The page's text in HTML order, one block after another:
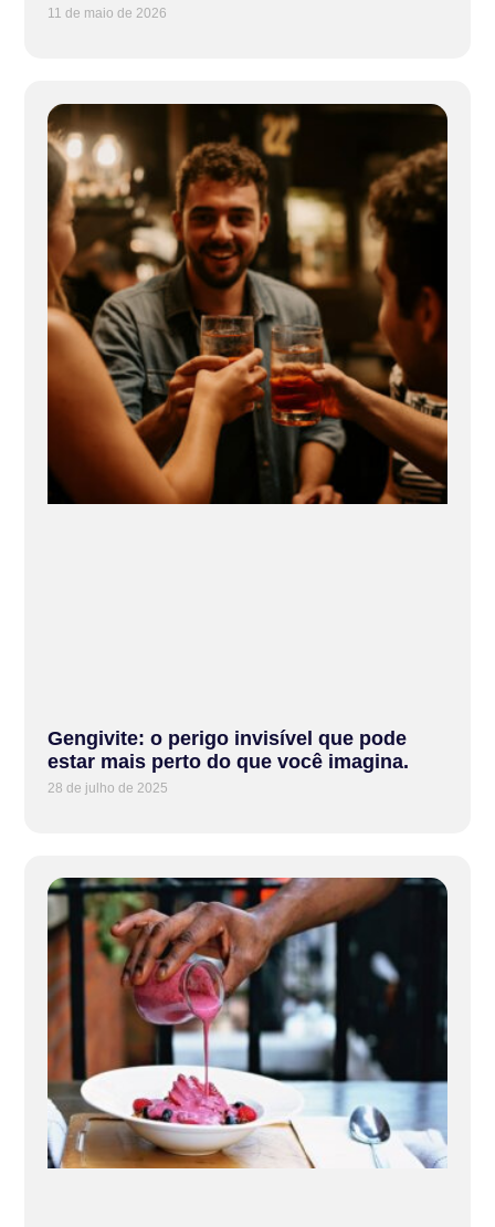
11 de maio de 2026
Gengivite: o perigo invisível que pode
estar mais perto do que você imagina.
28 de julho de 2025